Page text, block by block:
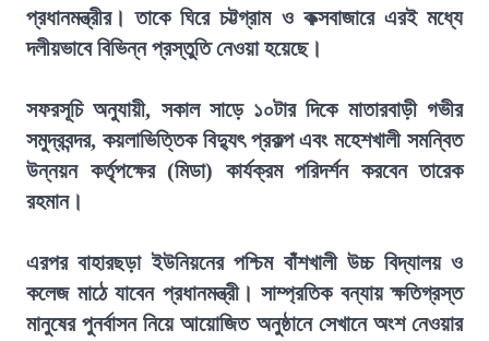
প্রধানমন্ত্রীর। তাকে ঘিরে চট্টগ্রাম ও কক্সবাজারে এরই মধ্যে
দলীয়ভাবে বিভিন্ন প্রস্তুতি নেওয়া হয়েছে।
সফরসূচি অনুযায়ী, সকাল সাড়ে ১০টার দিকে মাতারবাড়ী গভীর
সমুদ্রবন্দর, কয়লাভিত্তিক বিদ্যুৎ প্রকল্প এবং মহেশখালী সমন্বিত
উন্নয়ন কর্তৃপক্ষের (মিডা) কার্যক্রম পরিদর্শন করবেন তারেক
রহমান।
এরপর বাহারছড়া ইউনিয়নের পশ্চিম বাঁশখালী উচ্চ বিদ্যালয় ও
কলেজ মাঠে যাবেন প্রধানমন্ত্রী। সাম্প্রতিক বন্যায় ক্ষতিগ্রস্ত
মানুষের পুনর্বাসন নিয়ে আয়োজিত অনুষ্ঠানে সেখানে অংশ নেওয়ার